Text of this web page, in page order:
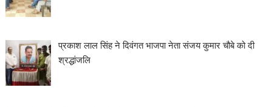
प्रकाश लाल सिंह ने दिवंगत भाजपा नेता संजय कुमार चौबे को दी
श्रद्धांजलि